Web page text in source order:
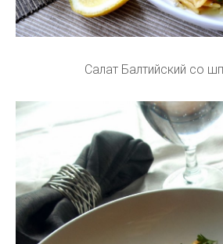
Салат Балтийский со